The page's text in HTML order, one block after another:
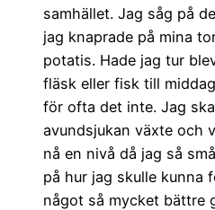
samhället. Jag såg på
jag knaprade på mina
potatis. Hade jag tur
fläsk eller fisk till
för ofta det inte. Jag
avundsjukan växte och
nå en nivå då jag så
på hur jag skulle kunna
något så mycket bättre